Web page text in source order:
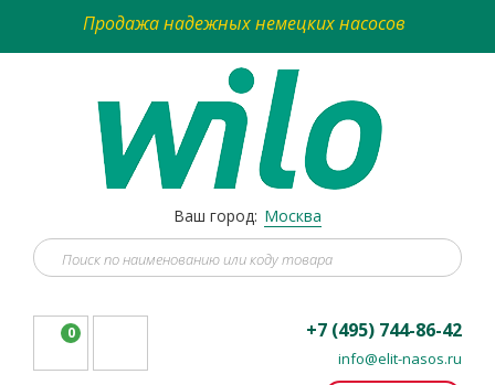
Продажа надежных немецких насосов
Ваш город: Москва
0 +7 (495) 744-86-42
info@elit-nasos.ru